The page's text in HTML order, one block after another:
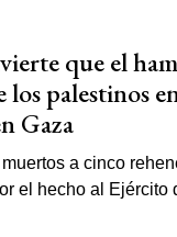
que el
los palestinos
Gaza